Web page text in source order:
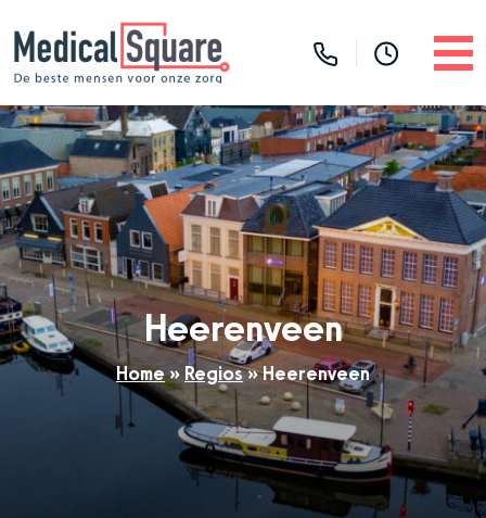
Heerenveen
Home» Regios»Heerenveen